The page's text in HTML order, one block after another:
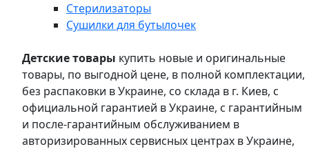
Стерилизаторы
Сушилки для бутылочек
Детские товары купить новые и оригинальные
товары, по выгодной цене, в полной комплектации,
без распаковки в Украине, со склада в г. Киев, с
официальной гарантией в Украине, с гарантийным
и после-гарантийным обслуживанием в
авторизированных сервисных центрах в Украине,